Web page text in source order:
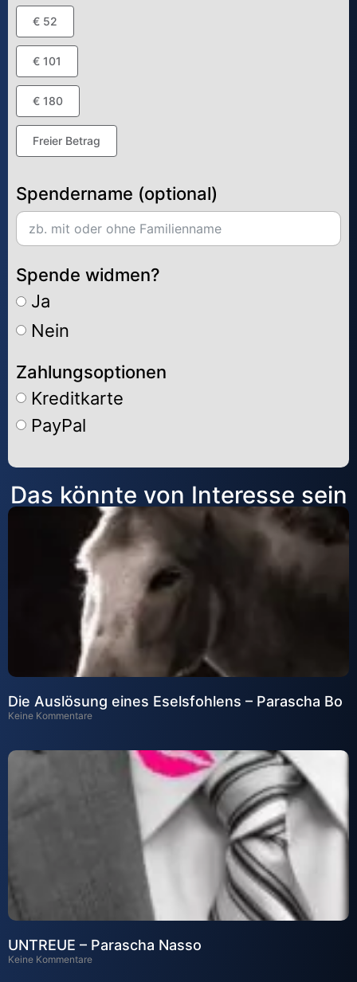
€ 52
€ 101
€ 180
Freier Betrag
Spendername (optional)
Spende widmen?
Ja
Nein
Zahlungsoptionen
Kreditkarte
PayPal
Alternative:
Das könnte von Interesse sein
Die Auslösung eines Eselsfohlens – Parascha Bo
Keine Kommentare
UNTREUE – Parascha Nasso
Keine Kommentare